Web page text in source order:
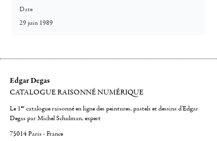
Date
29 juin 1989
Edgar Degas
CATALOGUE RAISONNÉ NUMÉRIQUE
Le 1er catalogue raisonné en ligne des peintures, pastels et dessins d'Edgar
Degas par Michel Schulman, expert
75014 Paris - France